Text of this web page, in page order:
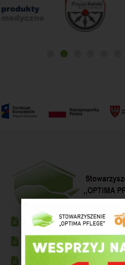
Polityka prywatności
Klauzula
Adres Autenti